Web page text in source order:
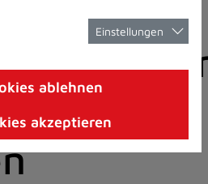
Einstellungen
ablehnen
akzeptieren